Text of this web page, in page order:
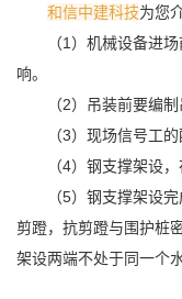
和信中建科技为您
（1）机械设备进
响。
（2）吊装前要编
（3）现场信号工
（4）钢支撑架设
（5）钢支撑架设
剪蹬，抗剪蹬与围护桩
架设两端不处于同一个